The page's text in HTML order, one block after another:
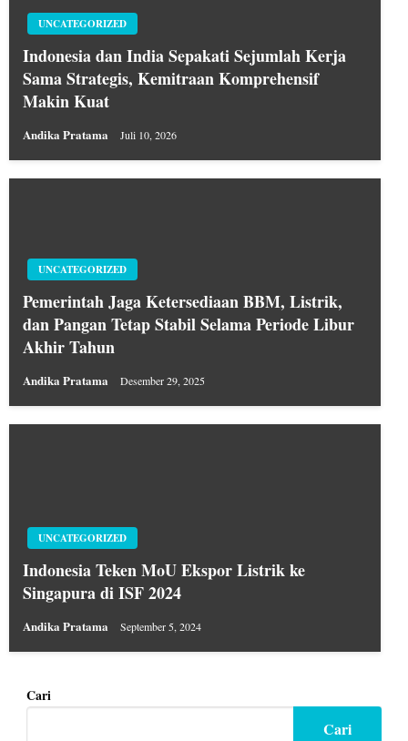
UNCATEGORIZED
Indonesia dan India Sepakati Sejumlah Kerja
Sama Strategis, Kemitraan Komprehensif
Makin Kuat
Andika Pratama Juli 10, 2026
UNCATEGORIZED
Pemerintah Jaga Ketersediaan BBM, Listrik,
dan Pangan Tetap Stabil Selama Periode Libur
Akhir Tahun
Andika Pratama Desember 29, 2025
UNCATEGORIZED
Indonesia Teken MoU Ekspor Listrik ke
Singapura di ISF 2024
Andika Pratama September 5, 2024
Cari
Cari